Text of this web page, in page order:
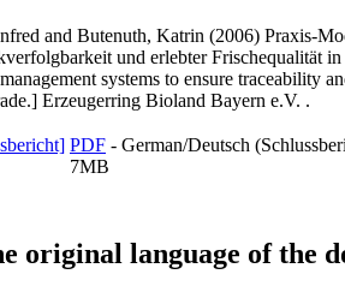
and Butenuth, Katrin (2006) Praxis-
und erlebter Frischequalität
systems to ensure traceability
Erzeugerring Bioland Bayern e.V. .
PDF - German/Deutsch
7MB
original language of the